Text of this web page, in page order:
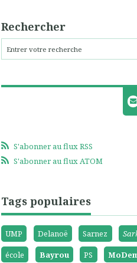
Rechercher
S'abonner au flux RSS
S'abonner au flux ATOM
Tags populaires
UMP Delanoë Sarnez
école
Bayrou PS